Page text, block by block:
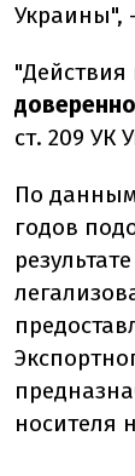
Украины",
"Действия
ст. 209 УК
По данным
годов
носителя